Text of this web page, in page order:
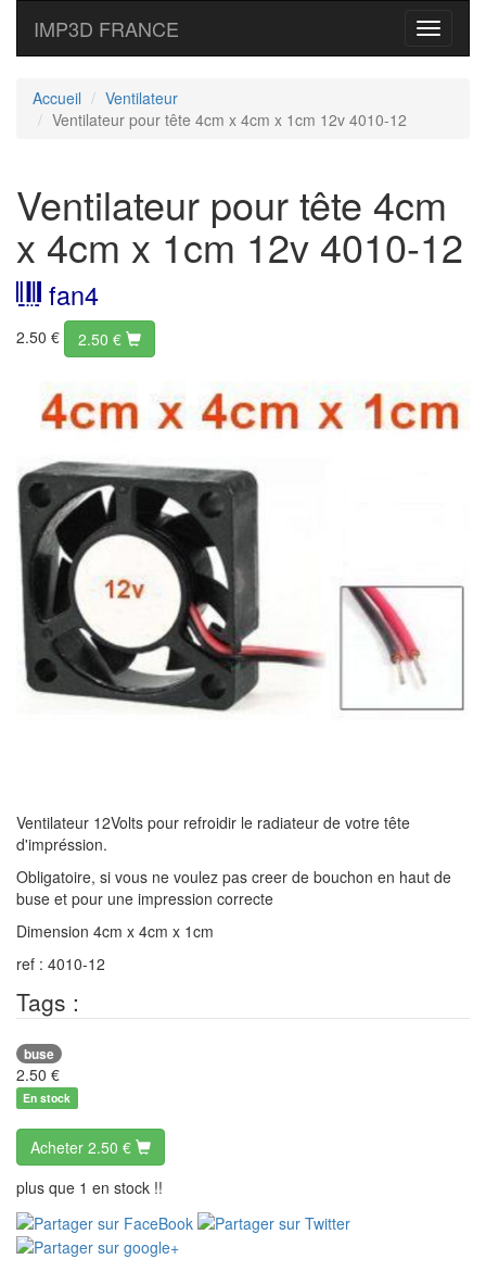
Toggle
IMP3D FRANCE
Accueil
Ventilateur
Ventilateur pour tête 4cm x 4cm x 1cm 12v 4010-12
Ventilateur pour tête 4cm
x 4cm x 1cm 12v 4010-12
fan4
2.50 € 2.50 €
Ventilateur 12Volts pour refroidir le radiateur de votre tête
d'impréssion.
Obligatoire, si vous ne voulez pas creer de bouchon en haut de
buse et pour une impression correcte
Dimension 4cm x 4cm x 1cm
ref : 4010-12
Tags :
buse
2.50 €
En stock
Acheter 2.50 €
plus que 1 en stock !!